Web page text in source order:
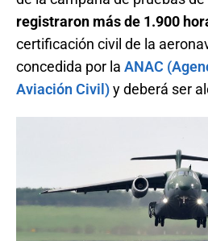
registraron más de 1.900
certificación civil de la
concedida por la ANAC
Aviación Civil)y deberá ser